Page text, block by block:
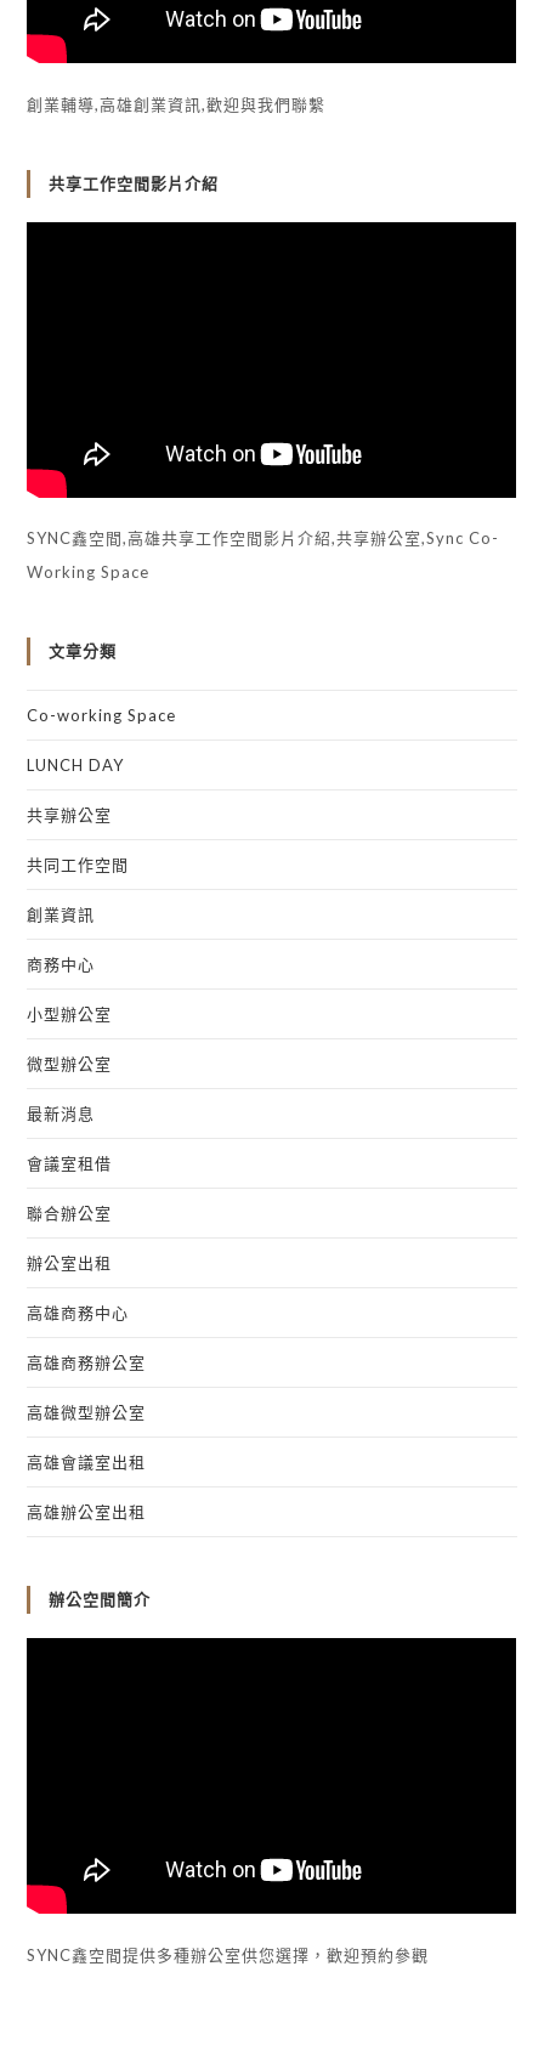
創業輔導,高雄創業資訊,歡迎與我們聯繫
共享工作空間影片介紹
SYNC鑫空間,高雄共享工作空間影片介紹,共享辦公室,Sync Co-
Working Space
文章分類
Co-working Space
LUNCH DAY
共享辦公室
共同工作空間
創業資訊
商務中心
小型辦公室
微型辦公室
最新消息
會議室租借
聯合辦公室
辦公室出租
高雄商務中心
高雄商務辦公室
高雄微型辦公室
高雄會議室出租
高雄辦公室出租
辦公空間簡介
SYNC鑫空間提供多種辦公室供您選擇，歡迎預約參觀